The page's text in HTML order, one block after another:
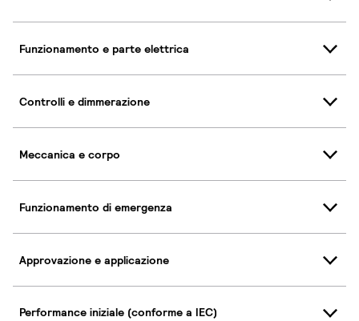
Funzionamento e parte elettrica
Controlli e dimmerazione
Meccanica e corpo
Funzionamento di emergenza
Approvazione e applicazione
Performance iniziale (conforme a IEC)